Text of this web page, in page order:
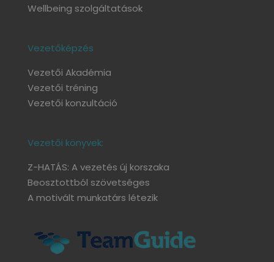
Wellbeing szolgáltatások
Vezetőképzés
Vezetői Akadémia
Vezetői tréning
Vezetői konzultáció
Vezetői könyvek:
Z-HATÁS: A vezetés új korszaka
Beosztottból szövetséges
A motivált munkatárs létezik